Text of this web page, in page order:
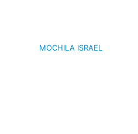
MOCHILA ISRAEL